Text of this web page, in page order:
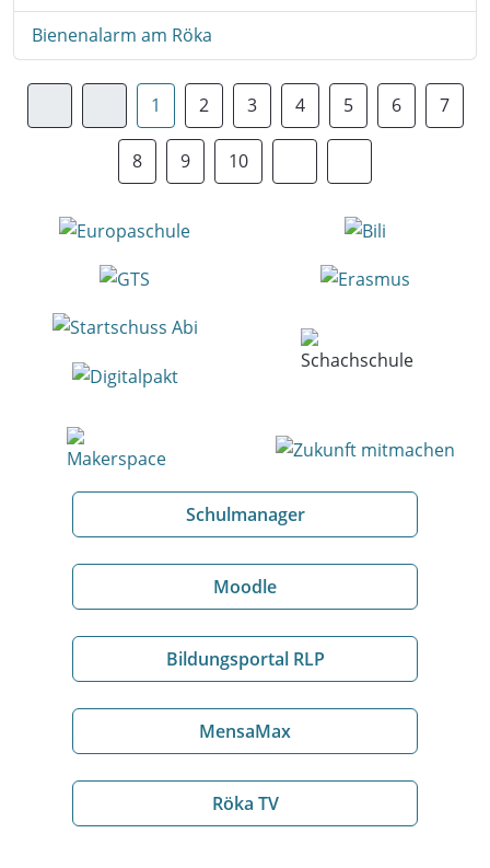
Bienenalarm am Röka
1 2 3 4 5 6 7
8 9 10
Schulmanager
Moodle
Bildungsportal RLP
MensaMax
Röka TV